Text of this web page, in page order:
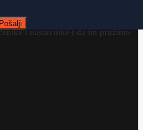
Pošaljičas. Osnovni cilj nam je da brzo,
i nastavnike i da im pružimo